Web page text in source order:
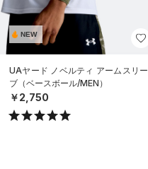
NEW
UAヤード ノベルティ アームスリー
ブ（ベースボール/MEN）
￥2,750